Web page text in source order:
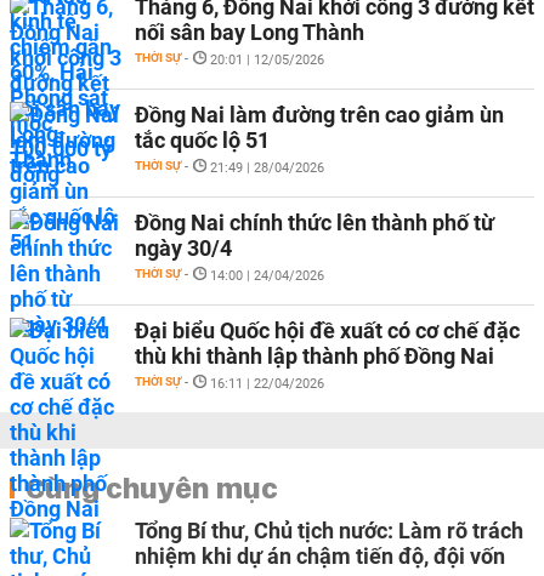
Tháng 6, Đồng Nai khởi công 3 đường kết
nối sân bay Long Thành
THỜI SỰ - 20:01 | 12/05/2026
Đồng Nai làm đường trên cao giảm ùn
tắc quốc lộ 51
THỜI SỰ - 21:49 | 28/04/2026
Đồng Nai chính thức lên thành phố từ
ngày 30/4
THỜI SỰ - 14:00 | 24/04/2026
Đại biểu Quốc hội đề xuất có cơ chế đặc
thù khi thành lập thành phố Đồng Nai
THỜI SỰ - 16:11 | 22/04/2026
Cùng chuyên mục
Tổng Bí thư, Chủ tịch nước: Làm rõ trách
nhiệm khi dự án chậm tiến độ, đội vốn